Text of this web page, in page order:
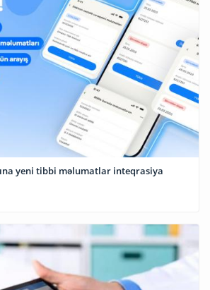
yeni tibbi məlumatlar inteqrasiya